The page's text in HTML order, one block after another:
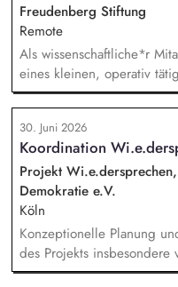
Freudenberg Stiftung
Remote
Als wissenschaftliche*r
eines kleinen, operativ
klaren Programmatik
implementiert. Sie
Umsetzung der
die
übersetzen
alltagsangebundene
Stiftungsprogrammatik.
30. Juni 2026
Koordination
Projekt
Demokratie e.V.
Köln
Konzeptionelle Planung
des Projekts
politischer Entwicklungen